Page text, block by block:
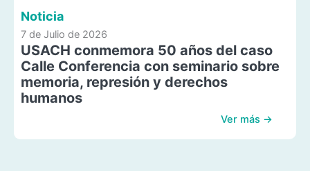
Noticia
7 de Julio de 2026
USACH conmemora 50 años del caso
Calle Conferencia con seminario sobre
memoria, represión y derechos
humanos
Ver más →